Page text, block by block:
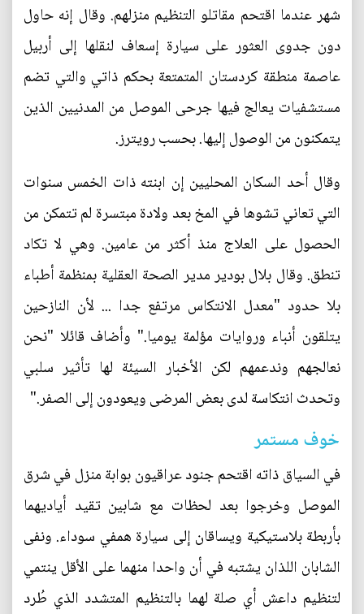
شهر عندما اقتحم مقاتلو التنظيم منزلهم. وقال إنه حاول
دون جدوى العثور على سيارة إسعاف لنقلها إلى أربيل
عاصمة منطقة كردستان المتمتعة بحكم ذاتي والتي تضم
مستشفيات يعالج فيها جرحى الموصل من المدنيين الذين
يتمكنون من الوصول إليها. بحسب رويترز.
وقال أحد السكان المحليين إن ابنته ذات الخمس سنوات
التي تعاني تشوها في المخ بعد ولادة مبتسرة لم تتمكن من
الحصول على العلاج منذ أكثر من عامين. وهي لا تكاد
تنطق. وقال بلال بودير مدير الصحة العقلية بمنظمة أطباء
بلا حدود "معدل الانتكاس مرتفع جدا ... لأن النازحين
يتلقون أنباء وروايات مؤلمة يوميا." وأضاف قائلا "نحن
نعالجهم وندعمهم لكن الأخبار السيئة لها تأثير سلبي
وتحدث انتكاسة لدى بعض المرضى ويعودون إلى الصفر."
خوف مستمر
في السياق ذاته اقتحم جنود عراقيون بوابة منزل في شرق
الموصل وخرجوا بعد لحظات مع شابين تقيد أياديهما
بأربطة بلاستيكية ويساقان إلى سيارة همفي سوداء. ونفى
الشابان اللذان يشتبه في أن واحدا منهما على الأقل ينتمي
لتنظيم داعش أي صلة لهما بالتنظيم المتشدد الذي طُرد